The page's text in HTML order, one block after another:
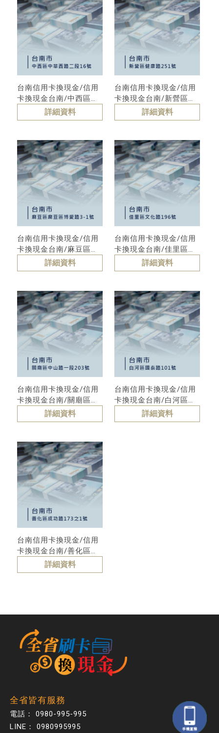
台南信用卡換現金/信用
卡換現金台南/中西區信
用卡換現金詳細資料
台南信用卡換現金/信用
卡換現金台南/新營區信
用卡換現金詳細資料
台南信用卡換現金/信用
卡換現金台南/麻豆區信
用卡換現金詳細資料
台南信用卡換現金/信用
卡換現金台南/佳里區信
用卡換現金詳細資料
台南信用卡換現金/信用
卡換現金台南/關廟區信
用卡換現金詳細資料
台南信用卡換現金/信用
卡換現金台南/白河區信
用卡換現金詳細資料
台南信用卡換現金/信用
卡換現金台南/善化區信
用卡換現金詳細資料
0980-995-995
0980995995
全省皆有服務